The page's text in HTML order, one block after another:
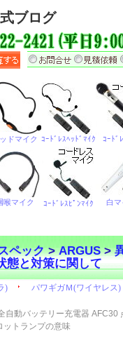
ブログ
ペック>ARGUS>
態と対策に関して
自動バッテリー充電器 AFC30
ットランプの意味